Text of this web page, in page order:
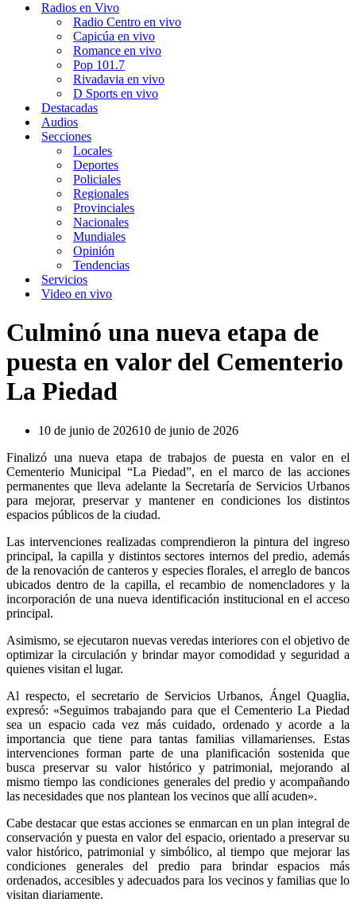
Radios en Vivo
Radio Centro en vivo
Capicúa en vivo
Romance en vivo
Pop 101.7
Rivadavia en vivo
D Sports en vivo
Destacadas
Audios
Secciones
Locales
Deportes
Policiales
Regionales
Provinciales
Nacionales
Mundiales
Opinión
Tendencias
Servicios
Video en vivo
Culminó una nueva etapa de
puesta en valor del Cementerio
La Piedad
10 de junio de 202610 de junio de 2026
Finalizó una nueva etapa de trabajos de puesta en valor en el
Cementerio Municipal “La Piedad”, en el marco de las acciones
permanentes que lleva adelante la Secretaría de Servicios Urbanos
para mejorar, preservar y mantener en condiciones los distintos
espacios públicos de la ciudad.
Las intervenciones realizadas comprendieron la pintura del ingreso
principal, la capilla y distintos sectores internos del predio, además
de la renovación de canteros y especies florales, el arreglo de bancos
ubicados dentro de la capilla, el recambio de nomencladores y la
incorporación de una nueva identificación institucional en el acceso
principal.
Asimismo, se ejecutaron nuevas veredas interiores con el objetivo de
optimizar la circulación y brindar mayor comodidad y seguridad a
quienes visitan el lugar.
Al respecto, el secretario de Servicios Urbanos, Ángel Quaglia,
expresó: «Seguimos trabajando para que el Cementerio La Piedad
sea un espacio cada vez más cuidado, ordenado y acorde a la
importancia que tiene para tantas familias villamarienses. Estas
intervenciones forman parte de una planificación sostenida que
busca preservar su valor histórico y patrimonial, mejorando al
mismo tiempo las condiciones generales del predio y acompañando
las necesidades que nos plantean los vecinos que allí acuden».
Cabe destacar que estas acciones se enmarcan en un plan integral de
conservación y puesta en valor del espacio, orientado a preservar su
valor histórico, patrimonial y simbólico, al tiempo que mejorar las
condiciones generales del predio para brindar espacios más
ordenados, accesibles y adecuados para los vecinos y familias que lo
visitan diariamente.